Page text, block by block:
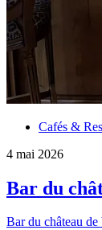
Cafés &
4 mai 2026
Bar du
Bar du château